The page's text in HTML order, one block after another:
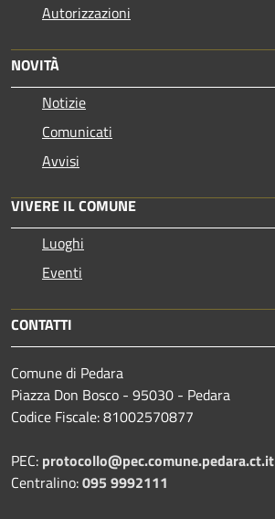
Autorizzazioni
NOVITÀ
Notizie
Comunicati
Avvisi
VIVERE IL COMUNE
Luoghi
Eventi
CONTATTI
Comune di Pedara
Piazza Don Bosco - 95030 - Pedara
Codice Fiscale: 81002570877
PEC: protocollo@pec.comune.pedara.ct.it
Centralino:095 9992111